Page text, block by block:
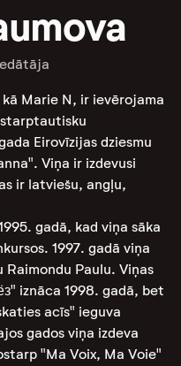
Marie N, ir ievērojama
Eirovīzijas dziesmu
Viņa ir izdevusi
ir latviešu, angļu,
gadā, kad viņa sāka
1997. gadā viņa
Raimondu Paulu. Viņas
iznāca 1998. gadā, bet
acīs" ieguva
gados viņa izdeva
"Ma Voix, Ma Voie"